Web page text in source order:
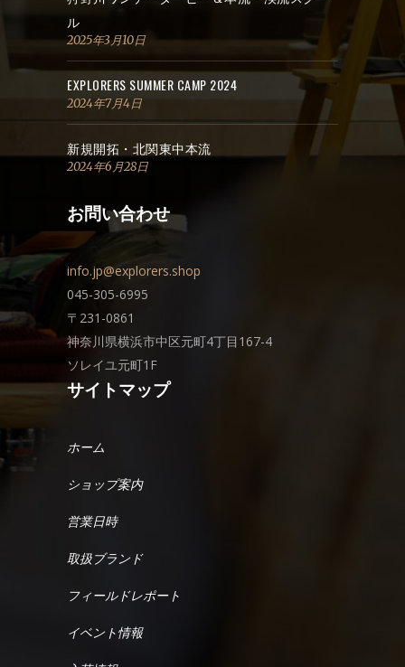
ル
2025年3月10日
EXPLORERS SUMMER CAMP 2024
2024年7月4日
新規開拓・北関東中本流
2024年6月28日
お問い合わせ
info.jp@explorers.shop
045-305-6995
〒231-0861
神奈川県横浜市中区元町4丁目167-4
ソレイユ元町1F
サイトマップ
ホーム
ショップ案内
営業日時
取扱ブランド
フィールドレポート
イベント情報